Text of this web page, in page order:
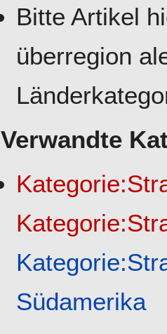
Bitte Artikel
überregion
Verwandte
Südamerika